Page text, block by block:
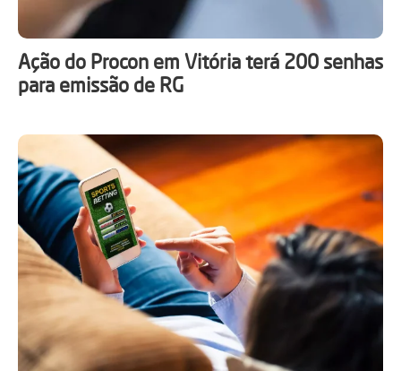
Ação do Procon em Vitória terá 200 senhas
para emissão de RG